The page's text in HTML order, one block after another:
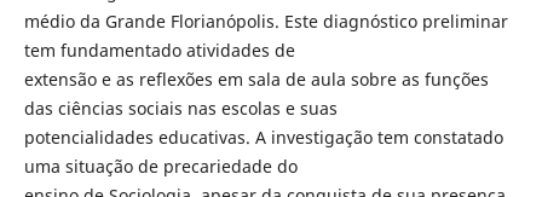
médio da Grande Florianópolis. Este diagnóstico preliminar
tem fundamentado atividades de
extensão e as reflexões em sala de aula sobre as funções
das ciências sociais nas escolas e suas
potencialidades educativas. A investigação tem constatado
uma situação de precariedade do